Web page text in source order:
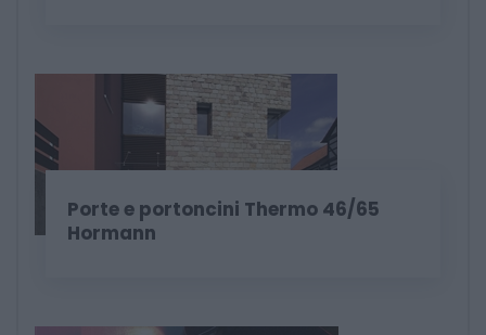
Porte e portoncini Thermo 46/65
Hormann